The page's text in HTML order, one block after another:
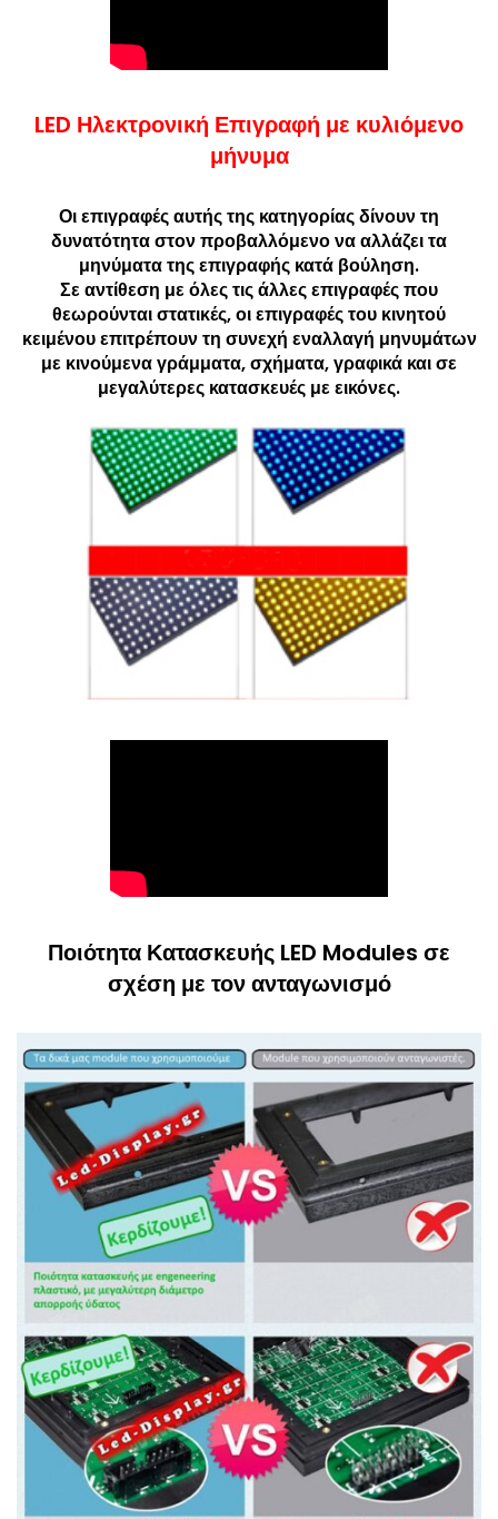
LED Ηλεκτρονική Επιγραφή με κυλιόμενο
μήνυμα
Οι επιγραφές αυτής της κατηγορίας δίνουν τη
δυνατότητα στον προβαλλόμενο να αλλάζει τα
μηνύματα της επιγραφής κατά βούληση.
Σε αντίθεση με όλες τις άλλες επιγραφές που
θεωρούνται στατικές, οι επιγραφές του κινητού
κειμένου επιτρέπουν τη συνεχή εναλλαγή μηνυμάτων
με κινούμενα γράμματα, σχήματα, γραφικά και σε
μεγαλύτερες κατασκευές με εικόνες.
Ποιότητα Κατασκευής LED Modules σε
σχέση με τον ανταγωνισμό